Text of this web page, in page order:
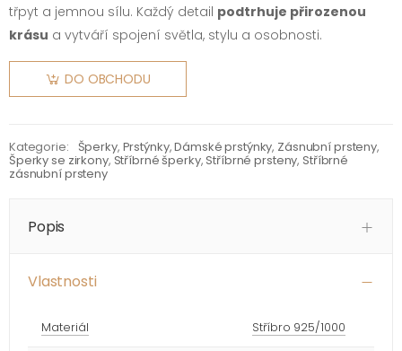
třpyt a jemnou sílu. Každý detail podtrhuje přirozenou
krásu a vytváří spojení světla, stylu a osobnosti.
DO OBCHODU
Kategorie: Šperky, Prstýnky,Dámské prstýnky, Zásnubní prsteny,
Šperky se zirkony, Stříbrné šperky,Stříbrné prsteny,Stříbrné
zásnubní prsteny
Popis
Vlastnosti
Materiál Stříbro 925/1000